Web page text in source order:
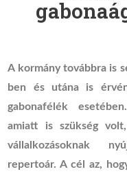
A kormány továbbra is
ben és utána is
gabonafélék
amiatt is szükség
vállalkozásoknak
repertoár. A cél az,